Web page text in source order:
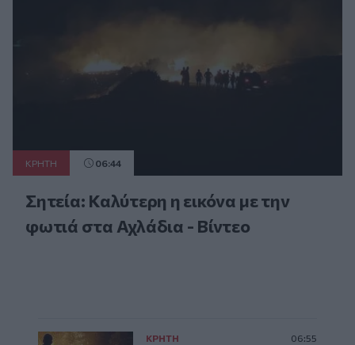
ΚΡΗΤΗ 06:44
Σητεία: Καλύτερη η εικόνα με την
φωτιά στα Αχλάδια - Βίντεο
ΚΡΗΤΗ 06:55